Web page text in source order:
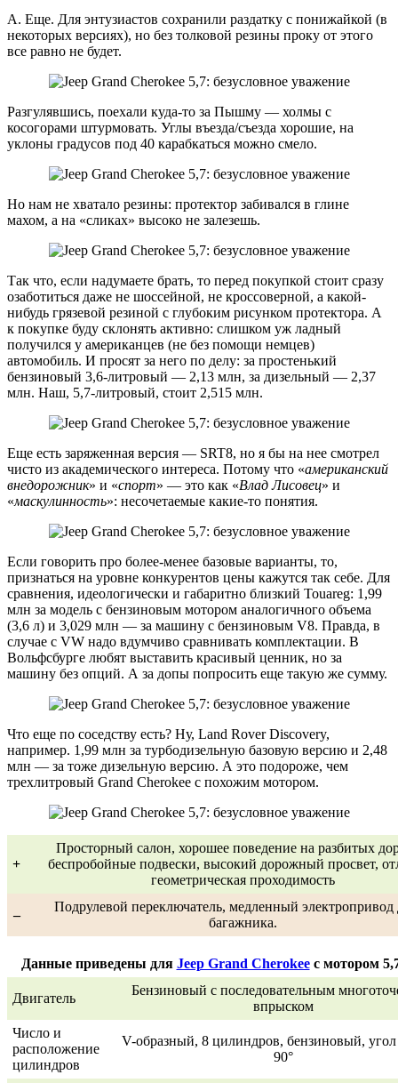
А. Еще. Для энтузиастов сохранили раздатку с понижайкой (в
некоторых версиях), но без толковой резины проку от этого
все равно не будет.
Разгулявшись, поехали куда-то за Пышму — холмы с
косогорами штурмовать. Углы въезда/съезда хорошие, на
уклоны градусов под 40 карабкаться можно смело.
Но нам не хватало резины: протектор забивался в глине
махом, а на «сликах» высоко не залезешь.
Так что, если надумаете брать, то перед покупкой стоит сразу
озаботиться даже не шоссейной, не кроссоверной, а какой-
нибудь грязевой резиной с глубоким рисунком протектора. А
к покупке буду склонять активно: слишком уж ладный
получился у американцев (не без помощи немцев)
автомобиль. И просят за него по делу: за простенький
бензиновый 3,6-литровый — 2,13 млн, за дизельный — 2,37
млн. Наш, 5,7-литровый, стоит 2,515 млн.
Еще есть заряженная версия — SRT8, но я бы на нее смотрел
чисто из академического интереса. Потому что «американский
внедорожник» и «спорт» — это как «Влад Лисовец» и
«маскулинность»: несочетаемые какие-то понятия.
Если говорить про более-менее базовые варианты, то,
признаться на уровне конкурентов цены кажутся так себе. Для
сравнения, идеологически и габаритно близкий Touareg: 1,99
млн за модель с бензиновым мотором аналогичного объема
(3,6 л) и 3,029 млн — за машину с бензиновым V8. Правда, в
случае с VW надо вдумчиво сравнивать комплектации. В
Вольфсбурге любят выставить красивый ценник, но за
машину без опций. А за допы попросить еще такую же сумму.
Что еще по соседству есть? Ну, Land Rover Discovery,
например. 1,99 млн за турбодизельную базовую версию и 2,48
млн — за тоже дизельную версию. А это подороже, чем
трехлитровый Grand Cherokee с похожим мотором.
+
Просторный салон, хорошее поведение на разбитых
беспробойные подвески, высокий дорожный просвет,
геометрическая проходимость
–
Подрулевой переключатель, медленный электропривод
багажника.
Данные приведены для Jeep Grand Cherokeeс мотором
Двигатель
Бензиновый с последовательным
впрыском
Число и
расположение
цилиндров
V-образный, 8 цилиндров, бензиновый, угол
90°